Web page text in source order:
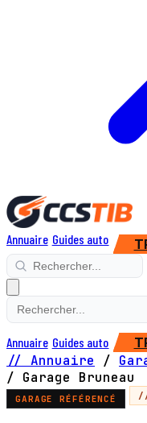
Annuaire Guides auto
Annuaire Guides auto
// Annuaire /
/ Garage Bruneau
GARAGE RÉFÉRENCÉ //